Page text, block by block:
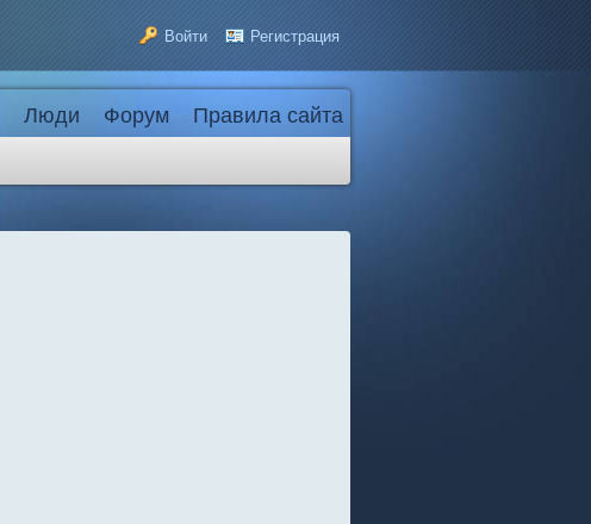
Войти Регистрация
Люди Форум
Правила сайта